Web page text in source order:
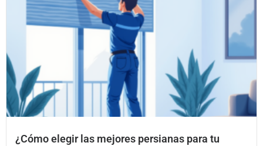
¿Cómo elegir las mejores persianas para tu